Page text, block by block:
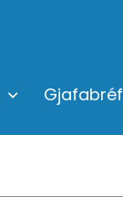
Gjafabréf